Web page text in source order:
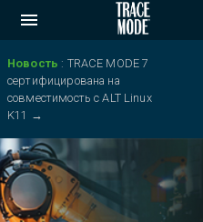
Новость : TRACE MODE 7
сертифицирована на
совместимость с ALT Linux
K11 →